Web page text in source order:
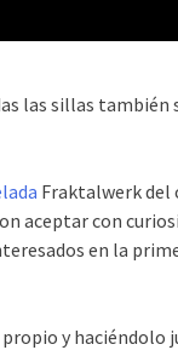
las sillas
Fraktalwerk del
aceptar con
en la
y haciéndolo